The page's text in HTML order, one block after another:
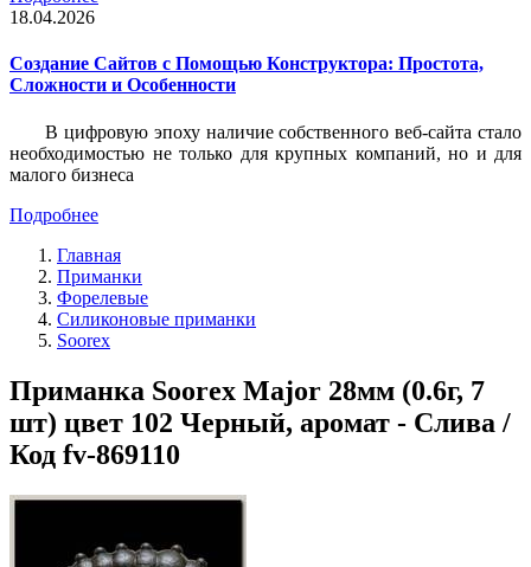
18.04.2026
Создание Сайтов с Помощью Конструктора: Простота,
Сложности и Особенности
В цифровую эпоху наличие собственного веб-сайта стало
необходимостью не только для крупных компаний, но и для
малого бизнеса
Подробнее
Главная
Приманки
Форелевые
Силиконовые приманки
Soorex
Приманка Soorex Major 28мм (0.6г, 7
шт) цвет 102 Черный, аромат - Слива /
Код fv-869110